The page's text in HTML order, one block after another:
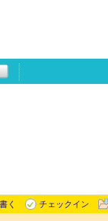
く
チェックイン